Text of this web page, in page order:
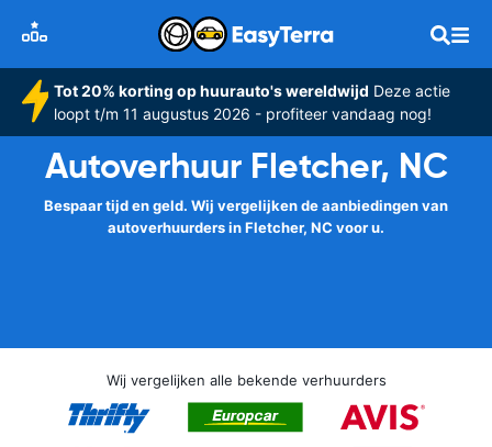
Tot 20% korting op huurauto's wereldwijd Deze actie
loopt t/m 11 augustus 2026 - profiteer vandaag nog!
Autoverhuur Fletcher, NC
Bespaar tijd en geld. Wij vergelijken de aanbiedingen van
autoverhuurders in Fletcher, NC voor u.
Wij vergelijken alle bekende verhuurders